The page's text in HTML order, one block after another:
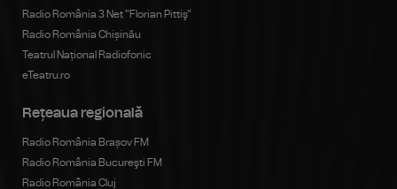
Radio România 3 Net "Florian Pittiş"
Radio România Chișinău
Teatrul Național Radiofonic
eTeatru.ro
Rețeaua regională
Radio România Brașov FM
Radio România Bucureşti FM
Radio România Cluj